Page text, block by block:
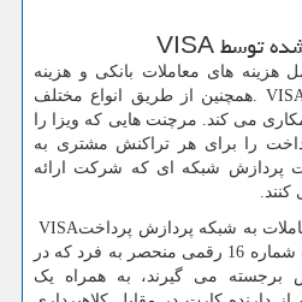
توسطVISA
هزینه های معاملات بانکی و هزینه
. همچنین از طریق انواع مختلف
می کند. مرچنت هایی که ویزا را
را برای هر تراکنش مشتری به
پردازش شبکه ای که شرکت ارائه
به شبکه پردازش پرداختVISA
متکی است. کلیه کارت ها یک شماره 16 رقمی منحصر به فرد که در
می گیرند، به همراه یک